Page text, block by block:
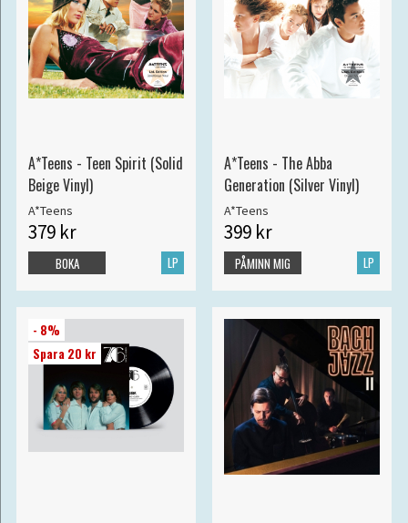
A*Teens - Teen Spirit (Solid
Beige Vinyl)
A*Teens
379 kr
LP
BOKA
A*Teens - The Abba
Generation (Silver Vinyl)
A*Teens
399 kr
LP
PÅMINN MIG
- 8%
Spara 20 kr